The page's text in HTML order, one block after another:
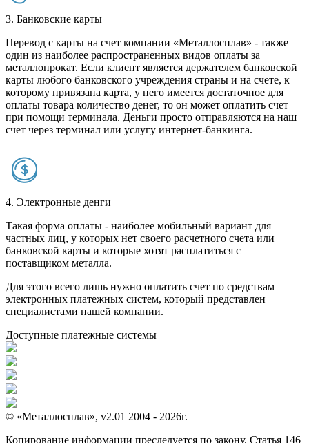
3. Банковские карты
Перевод с карты на счет компании «Металлосплав» - также
один из наиболее распространенных видов оплаты за
металлопрокат. Если клиент является держателем банковской
карты любого банковского учреждения страны и на счете, к
которому привязана карта, у него имеется достаточное для
оплаты товара количество денег, то он может оплатить счет
при помощи терминала. Деньги просто отправляются на наш
счет через терминал или услугу интернет-банкинга.
4. Электронные денги
Такая форма оплаты - наиболее мобильный вариант для
частных лиц, у которых нет своего расчетного счета или
банковской карты и которые хотят расплатиться с
поставщиком металла.
Для этого всего лишь нужно оплатить счет по средствам
электронных платежных систем, который представлен
специалистами нашей компании.
Доступные платежные системы
© «Металлосплав», v2.01 2004 - 2026г.
Копирование информации преследуется по закону. Статья 146